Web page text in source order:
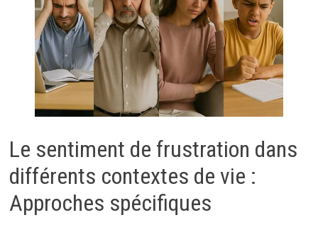
Le sentiment de frustration dans
différents contextes de vie :
Approches spécifiques